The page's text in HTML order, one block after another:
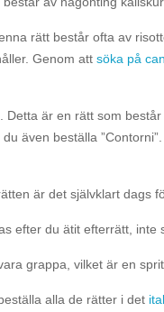
rätt består ofta av
Genom att söka på
Detta är en rätt som
även beställa
är det självklart dags
efter du ätit efterrätt, inte
grappa, vilket är en
alla de rätter i det